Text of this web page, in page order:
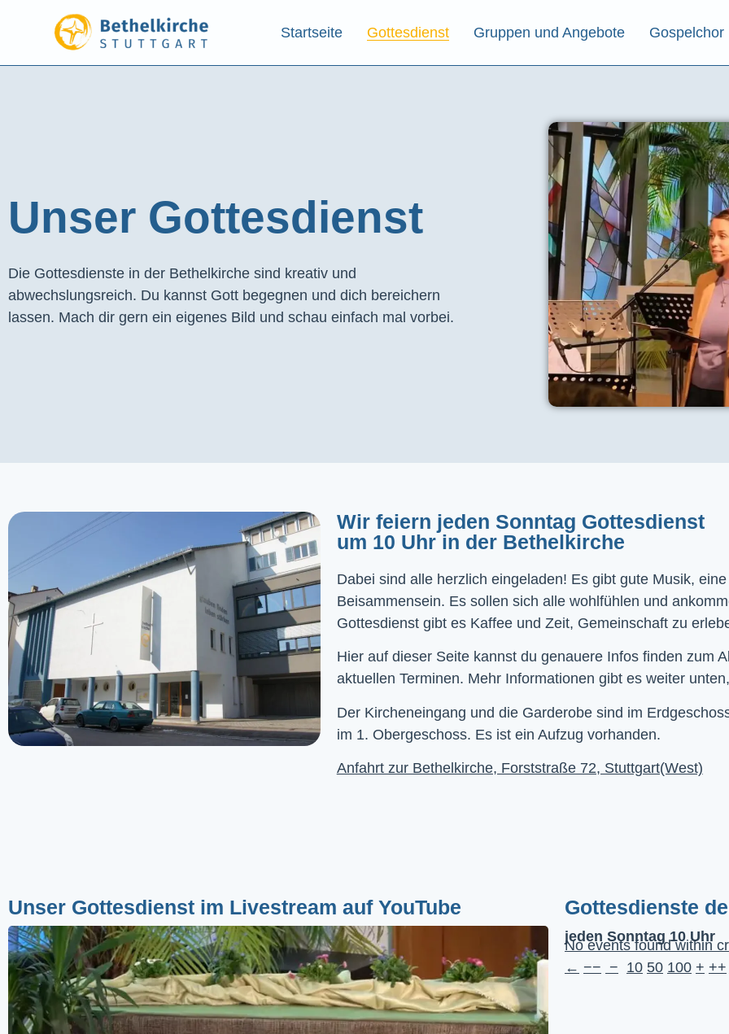
Startseite Gottesdienst Gruppen und Angebote Gospelchor
Unser Gottesdienst​
Die Gottesdienste in der Bethelkirche sind kreativ und
abwechslungsreich. Du kannst Gott begegnen und dich bereichern
lassen. Mach dir gern ein eigenes Bild und schau einfach mal vorbei.
Wir feiern jeden Sonntag Gottesdienst
um 10 Uhr in der Bethelkirche
Dabei sind alle herzlich eingeladen! Es gibt gute Musik,
Beisammensein. Es sollen sich alle wohlfühlen und
Gottesdienst gibt es Kaffee und Zeit, Gemeinschaft zu
Hier auf dieser Seite kannst du genauere Infos finden zum
aktuellen Terminen. Mehr Informationen gibt es weiter
Der Kircheneingang und die Garderobe sind im
im 1. Obergeschoss. Es ist ein Aufzug vorhanden.
Anfahrt zur Bethelkirche, Forststraße 72, Stuttgart(West)
Unser Gottesdienst im Livestream auf YouTube Gottesdienste
jeden Sonntag 10 Uhr
No events found within
← −− − 10 50 100 + ++